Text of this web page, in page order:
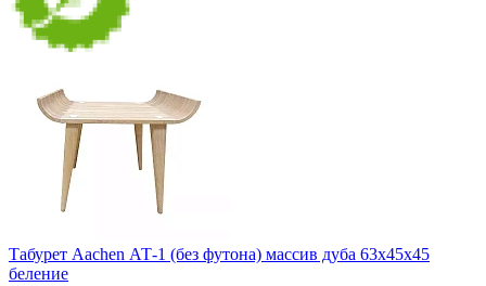
Табурет Aachen АТ-1 (без футона) массив дуба 63х45х45
беление